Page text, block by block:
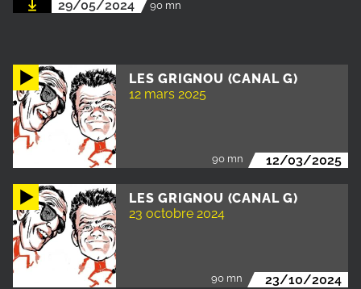
LES GRIGNOU (CANAL G)
12 mars 2025
90 mn 12/03/2025
LES GRIGNOU (CANAL G)
23 octobre 2024
90 mn 23/10/2024
29/05/2024 90 mn